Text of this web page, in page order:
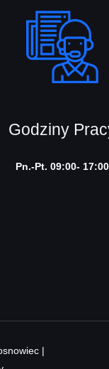
Godziny
Pn.-Pt. 09:00- 17:00
|